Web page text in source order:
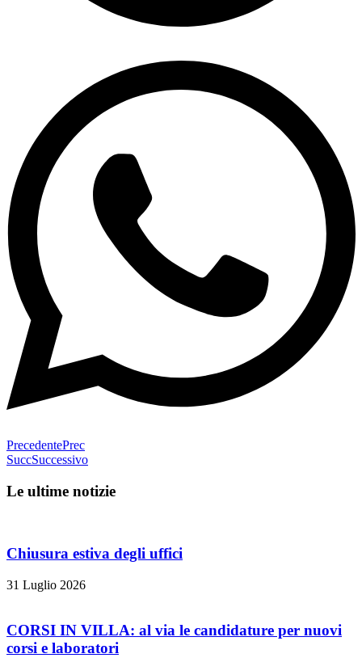
PrecedentePrec
SuccSuccessivo
Le ultime notizie
Chiusura estiva degli uffici
31 Luglio 2026
CORSI IN VILLA: al via le candidature per nuovi
corsi e laboratori